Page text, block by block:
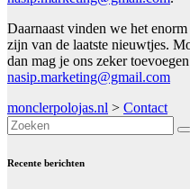
Daarnaast vinden we het
zijn van de laatste nieuwtjes.
dan mag je ons zeker
nasip.marketing@gmail.com
monclerpolojas.nl > Contact
Recente berichten